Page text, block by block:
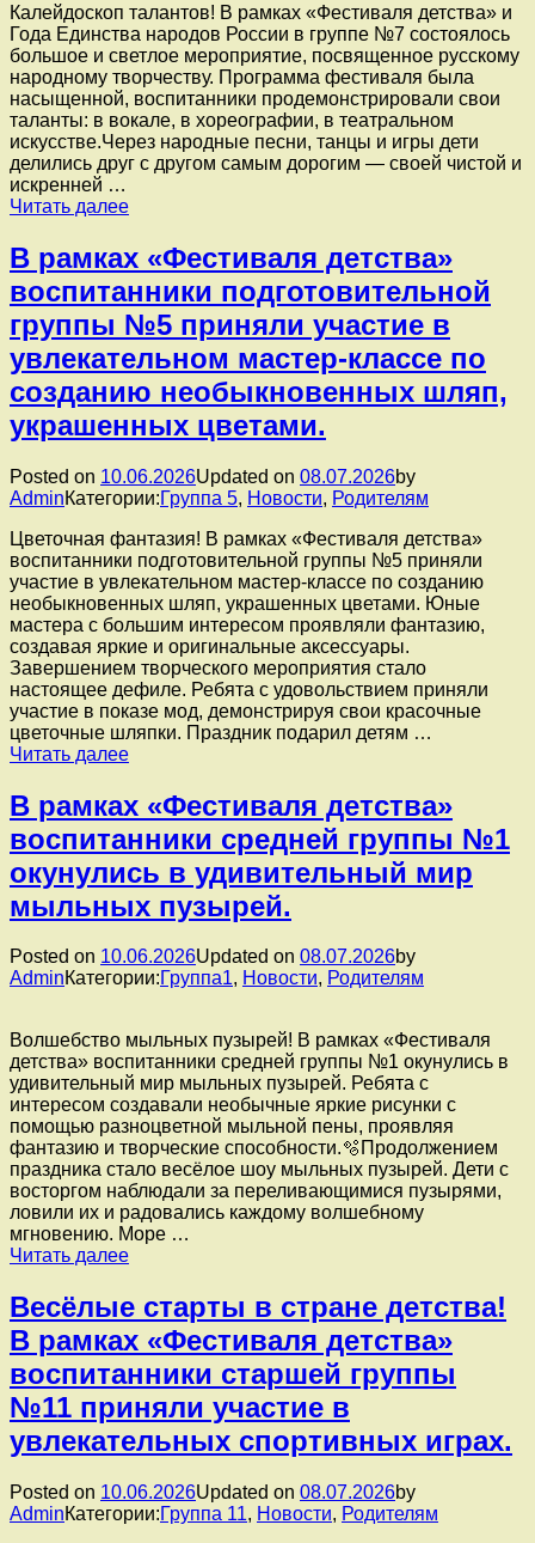
Калейдоскоп талантов! В рамках «Фестиваля детства» и
Года Единства народов России в группе №7 состоялось
большое и светлое мероприятие, посвященное русскому
народному творчеству. Программа фестиваля была
насыщенной, воспитанники продемонстрировали свои
таланты: в вокале, в хореографии, в театральном
искусстве.Через народные песни, танцы и игры дети
делились друг с другом самым дорогим — своей чистой и
искренней …
Читать далееВ
«Фестиваля
детства»
и
Года
Единства
народов
России
в
группе
№7
большое
и
светлое
мероприятие,
посвященное
русскому
народному
творчеству.
В рамках «Фестиваля детства»
воспитанники подготовительной
группы №5 приняли участие в
увлекательном мастер-классе по
созданию необыкновенных шляп,
украшенных цветами.
Posted on 10.06.2026Updated on 08.07.2026by
AdminКатегории:Группа 5, Новости, Родителям
Цветочная фантазия! В рамках «Фестиваля детства»
воспитанники подготовительной группы №5 приняли
участие в увлекательном мастер-классе по созданию
необыкновенных шляп, украшенных цветами. Юные
мастера с большим интересом проявляли фантазию,
создавая яркие и оригинальные аксессуары.
Завершением творческого мероприятия стало
настоящее дефиле. Ребята с удовольствием приняли
участие в показе мод, демонстрируя свои красочные
цветочные шляпки. ️Праздник подарил детям …
Читать далееВ
«Фестиваля
детства»
воспитанники
подготовительной
группы
№5
приняли
участие
в
увлекательном
классе
по
созданию
необыкновенных
шляп,
украшенных
цветами.
В рамках «Фестиваля детства»
воспитанники средней группы №1
окунулись в удивительный мир
мыльных пузырей.
Posted on 10.06.2026Updated on 08.07.2026by
AdminКатегории: Группа1, Новости, Родителям
Волшебство мыльных пузырей! В рамках «Фестиваля
детства» воспитанники средней группы №1 окунулись в
удивительный мир мыльных пузырей. Ребята с
интересом создавали необычные яркие рисунки с
помощью разноцветной мыльной пены, проявляя
фантазию и творческие способности.🫧Продолжением
праздника стало весёлое шоу мыльных пузырей. Дети с
восторгом наблюдали за переливающимися пузырями,
ловили их и радовались каждому волшебному
мгновению. Море …
Читать далееВ
«Фестиваля
детства»
воспитанники
группы
№1
окунулись
в
мир
мыльных
️Весёлые старты в стране детства!
В рамках «Фестиваля детства»
воспитанники старшей группы
№11 приняли участие в
увлекательных спортивных играх.
Posted on 10.06.2026Updated on 08.07.2026by
AdminКатегории:Группа 11, Новости, Родителям